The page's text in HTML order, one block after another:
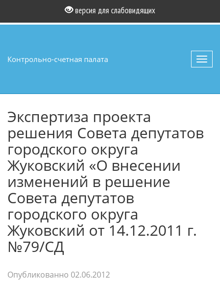
версия для слабовидящих
Контрольно-счетная палата
Экспертиза проекта
решения Совета депутатов
городского округа
Жуковский «О внесении
изменений в решение
Совета депутатов
городского округа
Жуковский от 14.12.2011 г.
№79/СД
Опубликованно 02.06.2012